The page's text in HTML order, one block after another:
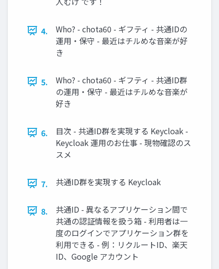
4.
Who? - chota60 - ギフティ - 共通IDの
運用・保守 - 最近はチルめな音楽が好
き
5.
Who? - chota60 - ギフティ - 共通ID群
の運用・保守 - 最近はチルめな音楽が
好き
6.
目次 - 共通ID群を実現する Keycloak -
Keycloak 運用のお仕事 - 現物確認のス
スメ
7. 共通ID群を実現する Keycloak
8.
共通ID - 異なるアプリケーション間で
共通の認証情報を扱う箱 - 利用者は一
度のログインでアプリケーション群を
利用できる - 例：リクルートID、楽天
ID、Google アカウント